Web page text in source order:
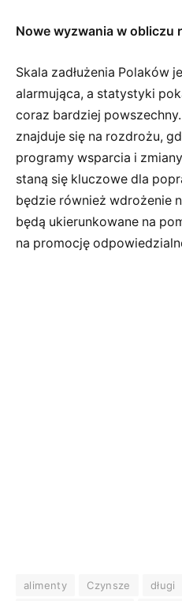
Nowe wyzwania w obliczu
Skala zadłużenia Polaków
alarmująca, a statystyki
coraz bardziej
znajduje się na rozdrożu,
programy wsparcia i
staną się kluczowe dla
będzie również wdrożenie
będą ukierunkowane na
na promocję
alimenty Czynsze długi